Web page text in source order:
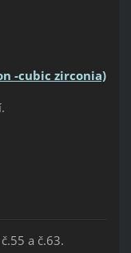
-cubic zirconia)
a č.63.